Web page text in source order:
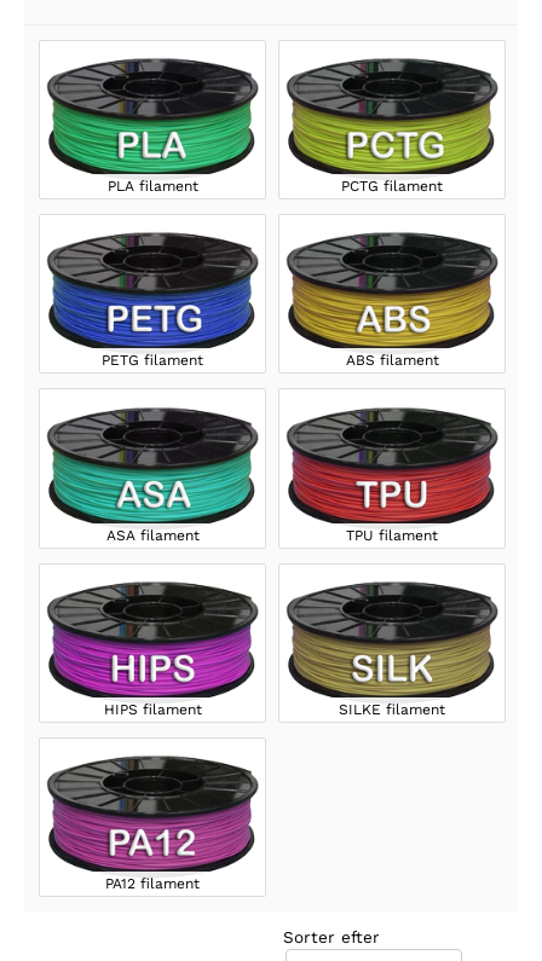
PLA filament PCTG filament
PETG filament ABS filament
ASA filament TPU filament
HIPS filament SILKE filament
PA12 filament
Sorter efter